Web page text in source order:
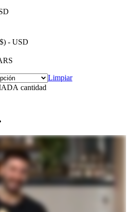
- USD
Limpiar
cantidad